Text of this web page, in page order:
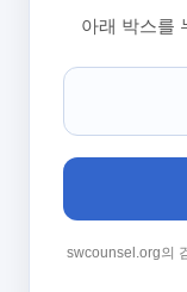
아래 박스를
swcounsel.org의